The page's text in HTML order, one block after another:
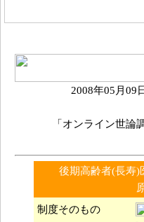
2008年05月09
「オンライン世
後期高齢者(長寿)
制度そのもの